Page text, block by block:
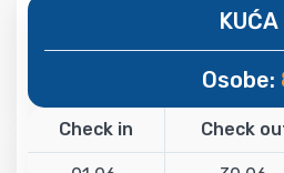
KUĆA
Osobe:
Check in Check